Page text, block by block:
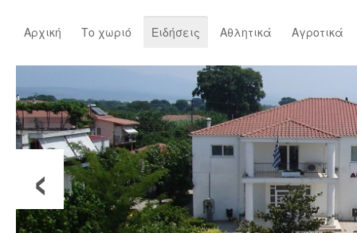
Αρχική Το χωριό Ειδήσεις Αθλητικά Αγροτικά
‹